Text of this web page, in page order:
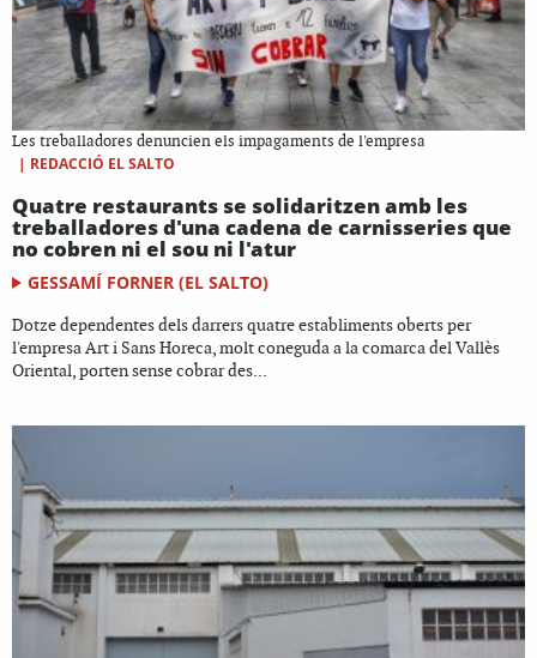
Les treballadores denuncien els impagaments de l'empresa
| REDACCIÓ EL SALTO
Quatre restaurants se solidaritzen amb les
treballadores d'una cadena de carnisseries que
no cobren ni el sou ni l'atur
GESSAMÍ FORNER (EL SALTO)
Dotze dependentes dels darrers quatre establiments oberts per
l'empresa Art i Sans Horeca, molt coneguda a la comarca del Vallès
Oriental, porten sense cobrar des...